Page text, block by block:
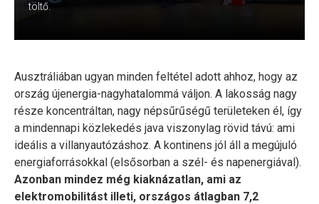
töltő.
Ausztráliában ugyan minden feltétel adott ahhoz, hogy az
ország újenergia-nagyhatalommá váljon. A lakosság nagy
része koncentráltan, nagy népsűrűségű területeken él, így
a mindennapi közlekedés java viszonylag rövid távú: ami
ideális a villanyautózáshoz. A kontinens jól áll a megújuló
energiaforrásokkal (elsősorban a szél- és napenergiával).
Azonban mindez még kiaknázatlan, ami az
elektromobilitást illeti, országos átlagban 7,2